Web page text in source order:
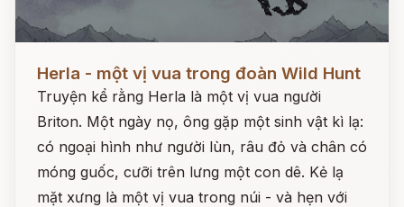
Herla - một vị vua trong đoàn Wild Hunt
Truyện kể rằng Herla là một vị vua người
Briton. Một ngày nọ, ông gặp một sinh vật kì lạ:
có ngoại hình như người lùn, râu đỏ và chân có
móng guốc, cưỡi trên lưng một con dê. Kẻ lạ
mặt xưng là một vị vua trong núi - và hẹn với